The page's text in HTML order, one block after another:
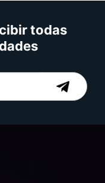
todas